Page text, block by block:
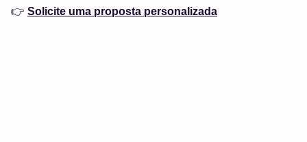
👉 Solicite uma proposta personalizada